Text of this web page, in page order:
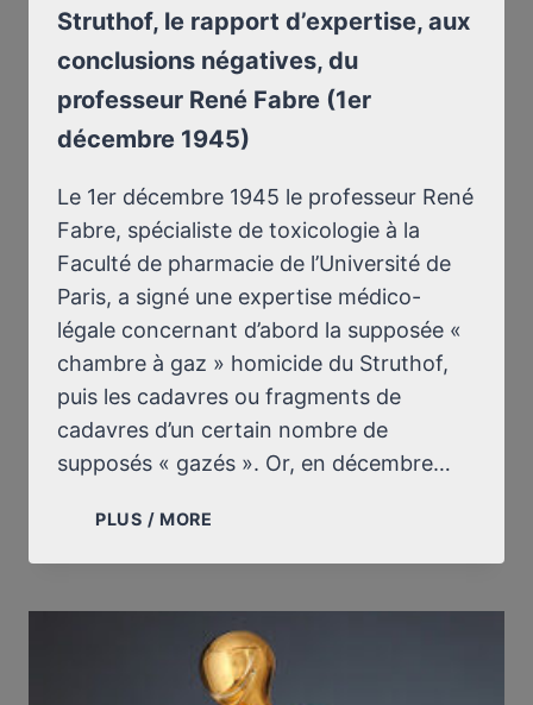
Struthof, le rapport d’expertise, aux
conclusions négatives, du
professeur René Fabre (1er
décembre 1945)
Le 1er décembre 1945 le professeur René
Fabre, spécialiste de toxicologie à la
Faculté de pharmacie de l’Université de
Paris, a signé une expertise médico-
légale concernant d’abord la supposée «
chambre à gaz » homicide du Struthof,
puis les cadavres ou fragments de
cadavres d’un certain nombre de
supposés « gazés ». Or, en décembre…
PLUS / MORE
SUPPOSÉE
GAZ”
DU